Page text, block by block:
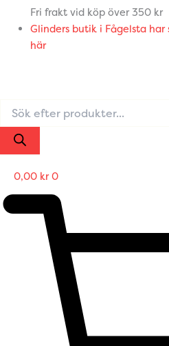
Fri frakt vid köp över 350 kr
Glinders butik i Fågelsta
här
0,00 kr 0